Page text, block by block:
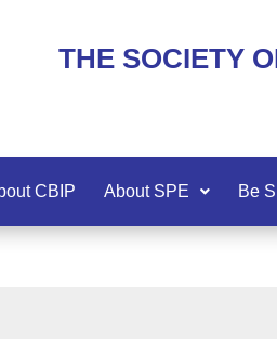
THE SOCIETY
CBIP About SPE Be